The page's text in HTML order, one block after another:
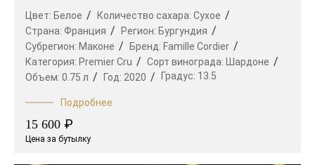
Цвет: Белое Количество сахара: Сухое
Страна: Франция Регион: Бургундия
Субрегион: Маконе Бренд: Famille Cordier
Категория: Premier Cru Сорт винограда:
Шардоне
Объем: 0.75 л Год: 2020 Градус: 13.5
Подробнее
15 600 ₽
Цена за бутылку